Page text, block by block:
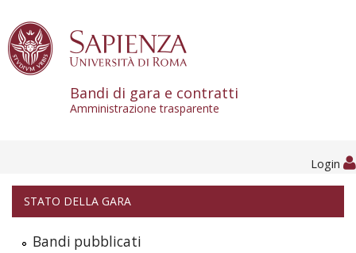
Bandi di gara e contratti
Amministrazione trasparente
Login
STATO DELLA GARA
Bandi pubblicati